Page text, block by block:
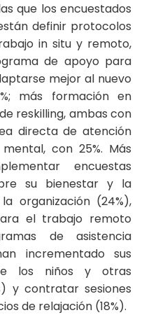
que los encuestados
definir protocolos
in situ y remoto,
de apoyo para
mejor al nuevo
más formación en
reskilling, ambas con
directa de atención
con 25%. Más
encuestas
su bienestar y la
organización (24%),
el trabajo remoto
de asistencia
incrementado sus
los niños y otras
y contratar sesiones
de relajación (18%).